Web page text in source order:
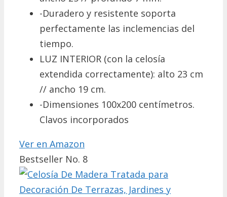
-Duradero y resistente soporta
perfectamente las inclemencias del
tiempo.
LUZ INTERIOR (con la celosía
extendida correctamente): alto 23 cm
// ancho 19 cm.
-Dimensiones 100x200 centímetros.
Clavos incorporados
Ver en Amazon
Bestseller No. 8